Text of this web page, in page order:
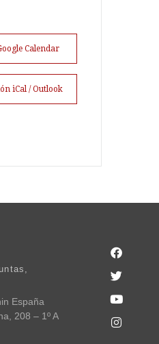
Calendar
iCal / Outlook
España
208 – 1º A